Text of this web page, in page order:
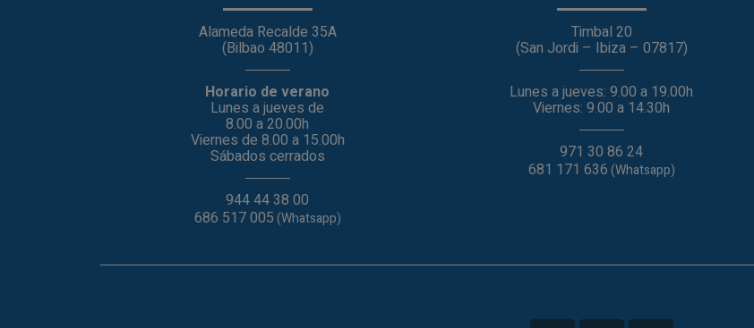
Alameda Recalde 35A
(Bilbao 48011)
Horario de verano
Lunes a jueves de
8.00 a 20.00h
Viernes de 8.00 a 15.00h
Sábados cerrados
944 44 38 00
686 517 005(Whatsapp)
Timbal 20
(San Jordi – Ibiza – 07817)
Lunes a jueves: 9.00 a 19.00h
Viernes: 9.00 a 14.30h
971 30 86 24
681 171 636(Whatsapp)